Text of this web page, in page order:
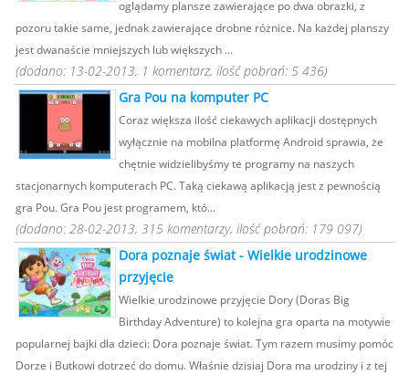
oglądamy plansze zawierające po dwa obrazki, z
pozoru takie same, jednak zawierające drobne różnice. Na każdej planszy
jest dwanaście mniejszych lub większych ...
(dodano: 13-02-2013, 1 komentarz, ilość pobrań: 5 436)
Gra Pou na komputer PC
Coraz większa ilość ciekawych aplikacji dostępnych
wyłącznie na mobilna platformę Android sprawia, że
chętnie widzielibyśmy te programy na naszych
stacjonarnych komputerach PC. Taką ciekawą aplikacją jest z pewnością
gra Pou. Gra Pou jest programem, któ...
(dodano: 28-02-2013, 315 komentarzy, ilość pobrań: 179 097)
Dora poznaje świat - Wielkie urodzinowe
przyjęcie
Wielkie urodzinowe przyjęcie Dory (Doras Big
Birthday Adventure) to kolejna gra oparta na motywie
popularnej bajki dla dzieci: Dora poznaje świat. Tym razem musimy pomóc
Dorze i Butkowi dotrzeć do domu. Właśnie dzisiaj Dora ma urodziny i z tej